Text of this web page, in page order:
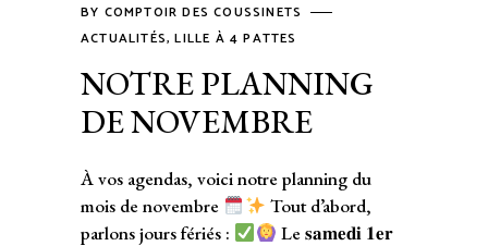
BY COMPTOIR DES COUSSINETS
ACTUALITÉS,LILLE À 4 PATTES
NOTRE PLANNING
DE NOVEMBRE
À vos agendas, voici notre planning du
mois de novembre
Tout d’abord,
parlons jours fériés :
Le 𝐬𝐚𝐦𝐞𝐝𝐢 𝟏𝐞𝐫